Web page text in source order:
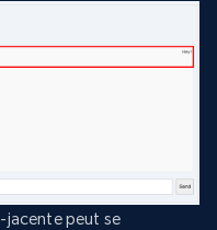
jacente peut se